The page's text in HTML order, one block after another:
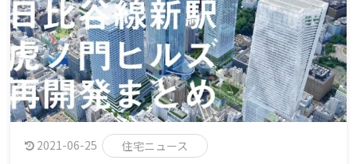
2021-06-25
住宅ニュース